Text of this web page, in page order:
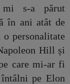
mi s-a părut
în ani atât de
personalitate
Hill și
care mi-ar fi
pe Elon